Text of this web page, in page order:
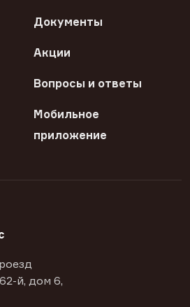
Документы
Акции
Вопросы и ответы
Мобильное
приложение
й, дом 6,